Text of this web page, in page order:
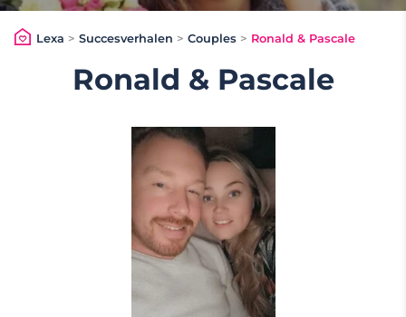
Lexa > Succesverhalen > Couples > Ronald & Pascale
Ronald & Pascale